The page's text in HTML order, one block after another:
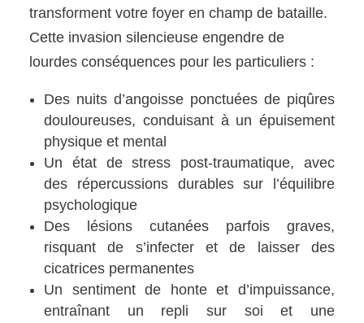
transforment votre foyer en champ de bataille.
Cette invasion silencieuse engendre de
lourdes conséquences pour les particuliers :
Des nuits d’angoisse ponctuées de piqûres
douloureuses, conduisant à un épuisement
physique et mental
Un état de stress post-traumatique, avec
des répercussions durables sur l’équilibre
psychologique
Des lésions cutanées parfois graves,
risquant de s’infecter et de laisser des
cicatrices permanentes
Un sentiment de honte et d’impuissance,
entraînant un repli sur soi et une